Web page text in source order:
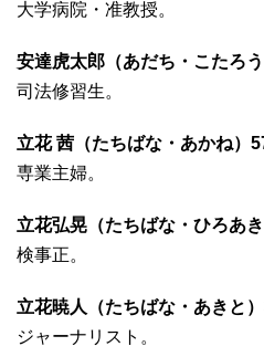
大学病院・准教授。
安達虎太郎（あだち・こたろ
司法修習生。
立花 茜（たちばな・あかね
専業主婦。
立花弘晃（たちばな・ひろあ
検事正。
立花暁人（たちばな・あきと
ジャーナリスト。